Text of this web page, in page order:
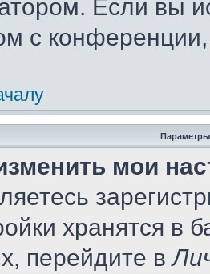
Если вы
с
Параметры
мои
хранятся в
перейдите в